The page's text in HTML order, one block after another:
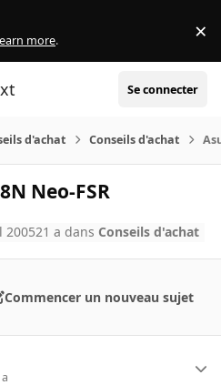
more. ×
Se connecter
d'achat Conseils d'achat
Neo-FSR
200521 a dans Conseils d'achat
Commencer un nouveau sujet